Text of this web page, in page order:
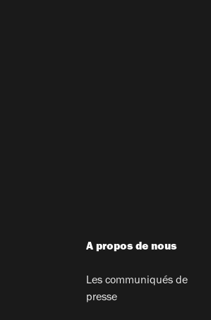
A propos de nous
Les communiqués de
presse